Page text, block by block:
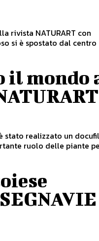
rivista NATURART con
si è spostato dal centro
il mondo
ruolo delle piante